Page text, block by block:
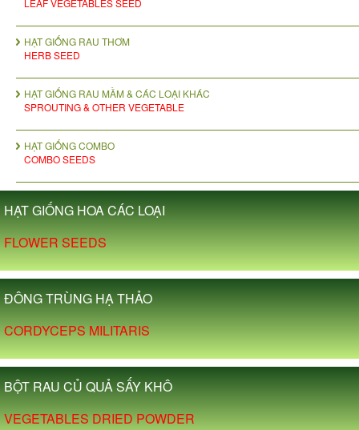
LEAF VEGETABLES SEED
HẠT GIỐNG RAU THƠM
HERB SEED
HẠT GIỐNG RAU MẦM & CÁC LOẠI KHÁC
SPROUTING & OTHER VEGETABLE
HẠT GIỐNG COMBO
COMBO SEEDS
HẠT GIỐNG HOA CÁC LOẠI
FLOWER SEEDS
ĐÔNG TRÙNG HẠ THẢO
CORDYCEPS MILITARIS
BỘT RAU CỦ QUẢ SẤY KHÔ
VEGETABLES DRIED POWDER